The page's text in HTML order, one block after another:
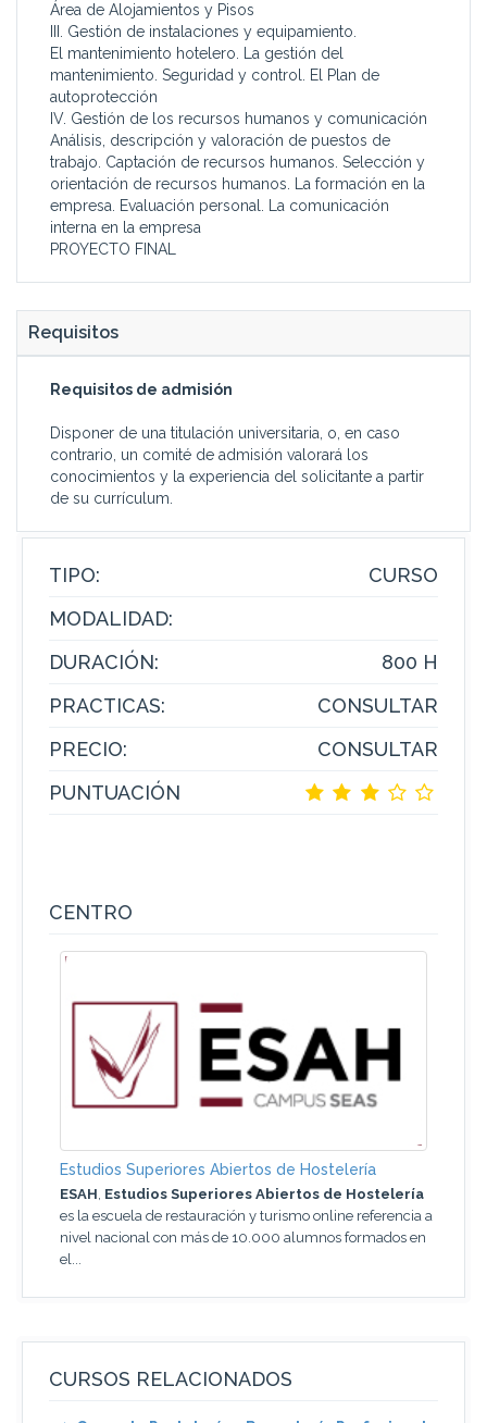
Área de Alojamientos y Pisos
III. Gestión de instalaciones y equipamiento.
El mantenimiento hotelero. La gestión del
mantenimiento. Seguridad y control. El Plan de
autoprotección
IV. Gestión de los recursos humanos y comunicación
Análisis, descripción y valoración de puestos de
trabajo. Captación de recursos humanos. Selección y
orientación de recursos humanos. La formación en la
empresa. Evaluación personal. La comunicación
interna en la empresa
PROYECTO FINAL
Requisitos
Requisitos de admisión
Disponer de una titulación universitaria, o, en caso
contrario, un comité de admisión valorará los
conocimientos y la experiencia del solicitante a partir
de su currículum.
TIPO:
CURSO
MODALIDAD:
DURACIÓN:
800 H
PRACTICAS:
CONSULTAR
PRECIO:
CONSULTAR
PUNTUACIÓN
CENTRO
Estudios Superiores Abiertos de Hostelería
ESAH Estudios Superiores Abiertos de Hostelería
es la escuela de restauración y turismo online referencia a
nivel nacional con más de 10.000 alumnos formados en
el...
CURSOS RELACIONADOS